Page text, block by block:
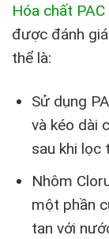
Hóa chất PAC
được đánh
thể là:
Sử dụng
và kéo dài
sau khi lọc
Nhôm
một phần
tan với